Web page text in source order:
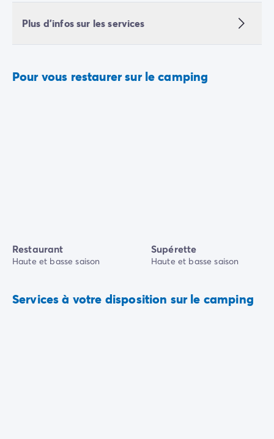
Plus d'infos sur les services
Pour vous restaurer sur le camping
Restaurant
Haute et basse saison
Supérette
Haute et basse saison
Services à votre disposition sur le camping